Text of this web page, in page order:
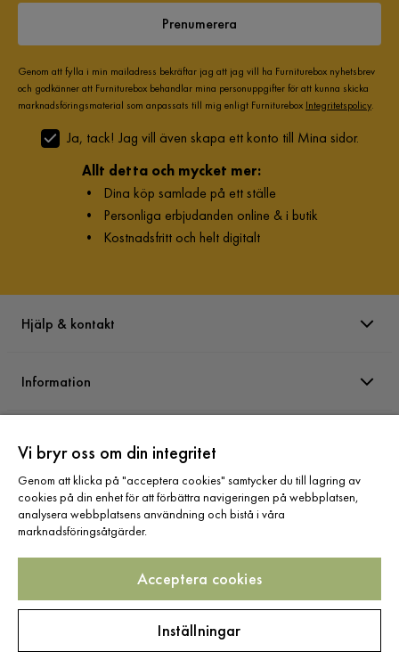
Prenumerera
Genom att fylla i min mailadress bekräftar jag att jag vill ha Furniturebox nyhetsbrev
och godkänner att Furniturebox behandlar mina personuppgifter för att kunna skicka
marknadsföringsmaterial som anpassats till mig enligt Furniturebox Integritetspolicy.
Ja, tack! Jag vill även skapa ett konto till Mina sidor.
Allt detta och mycket mer:
• Dina köp samlade på ett ställe
• Personliga erbjudanden online & i butik
• Kostnadsfritt och helt digitalt
Hjälp & kontakt
Information
Sortiment
Följ oss
Vi bryr oss om din integritet
Genom att klicka på "acceptera cookies" samtycker du till lagring av
cookies på din enhet för att förbättra navigeringen på webbplatsen,
analysera webbplatsens användning och bistå i våra
marknadsföringsåtgärder.
Acceptera cookies
Inställningar